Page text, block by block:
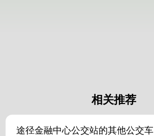
相关推荐
途径金融中心公交站的其他公交车